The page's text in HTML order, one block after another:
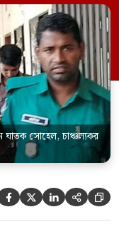
(২৪ মে) সকালে
উপ-
করেন।
ঘাতক সোহেল, চাঞ্চল্যকর
    